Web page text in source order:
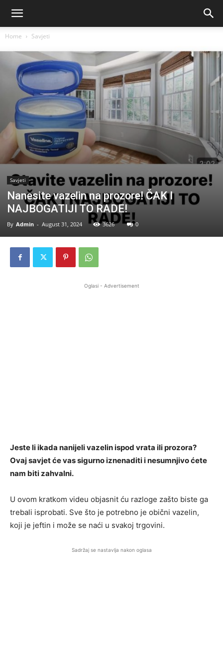
Home Savjeti
Savjeti
Nanesite vazelin na prozore! ČAK I
NAJBOGATIJI TO RADE!
By Admin - August 31, 2024 3626 0
Oglasi - Advertisement
Jeste li ikada nanijeli vazelin ispod vrata ili prozora?
Ovaj savjet će vas sigurno iznenaditi i nesumnjivo ćete
nam biti zahvalni.
U ovom kratkom videu objasnit ću razloge zašto biste ga
trebali isprobati. Sve što je potrebno je obični vazelin,
koji je jeftin i može se naći u svakoj trgovini.
Sadržaj se nastavlja nakon oglasa